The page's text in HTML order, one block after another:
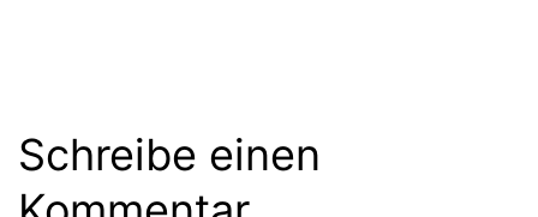
Schreibe einen